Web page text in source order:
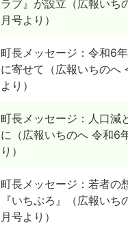
ラブ』が設立（広報いち
月号より）
町長メッセージ：令和6
に寄せて（広報いちのへ
より）
町長メッセージ：人口減
に（広報いちのへ 令和6
り）
町長メッセージ：若者の
『いちぷろ』（広報いち
月号より）